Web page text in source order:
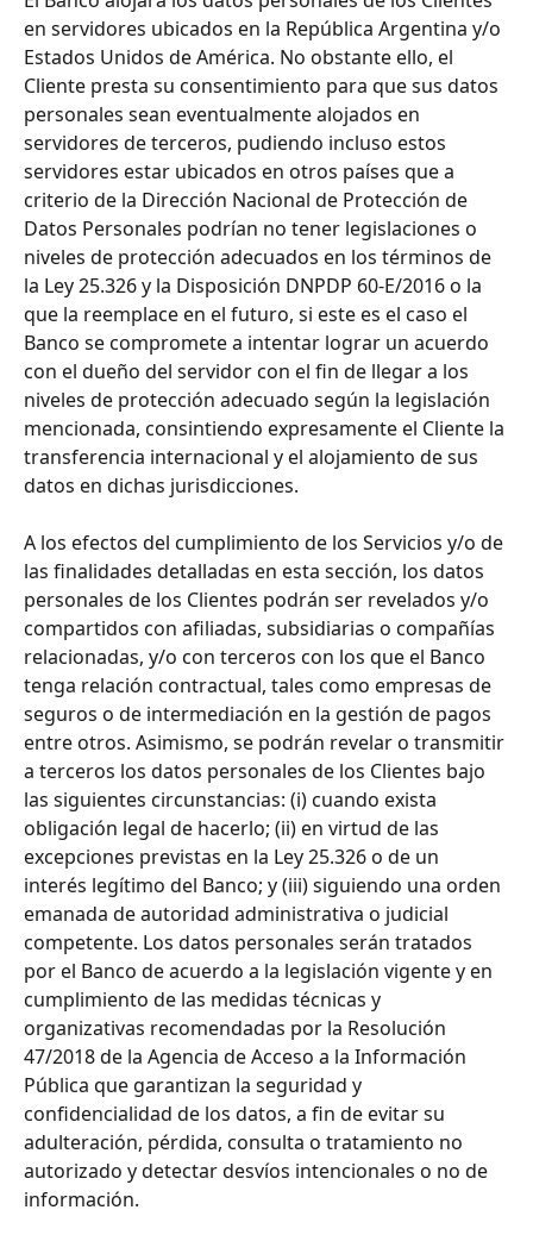
en servidores ubicados en la República Argentina y/o
Estados Unidos de América. No obstante ello, el
Cliente presta su consentimiento para que sus datos
personales sean eventualmente alojados en
servidores de terceros, pudiendo incluso estos
servidores estar ubicados en otros países que a
criterio de la Dirección Nacional de Protección de
Datos Personales podrían no tener legislaciones o
niveles de protección adecuados en los términos de
la Ley 25.326 y la Disposición DNPDP 60-E/2016 o la
que la reemplace en el futuro, si este es el caso el
Banco se compromete a intentar lograr un acuerdo
con el dueño del servidor con el fin de llegar a los
niveles de protección adecuado según la legislación
mencionada, consintiendo expresamente el Cliente la
transferencia internacional y el alojamiento de sus
datos en dichas jurisdicciones.
A los efectos del cumplimiento de los Servicios y/o de
las finalidades detalladas en esta sección, los datos
personales de los Clientes podrán ser revelados y/o
compartidos con afiliadas, subsidiarias o compañías
relacionadas, y/o con terceros con los que el Banco
tenga relación contractual, tales como empresas de
seguros o de intermediación en la gestión de pagos
entre otros. Asimismo, se podrán revelar o transmitir
a terceros los datos personales de los Clientes bajo
las siguientes circunstancias: (i) cuando exista
obligación legal de hacerlo; (ii) en virtud de las
excepciones previstas en la Ley 25.326 o de un
interés legítimo del Banco; y (iii) siguiendo una orden
emanada de autoridad administrativa o judicial
competente. Los datos personales serán tratados
por el Banco de acuerdo a la legislación vigente y en
cumplimiento de las medidas técnicas y
organizativas recomendadas por la Resolución
47/2018 de la Agencia de Acceso a la Información
Pública que garantizan la seguridad y
confidencialidad de los datos, a fin de evitar su
adulteración, pérdida, consulta o tratamiento no
autorizado y detectar desvíos intencionales o no de
información.